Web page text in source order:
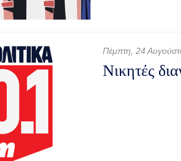
Πέμπτη, 24
Νικητές